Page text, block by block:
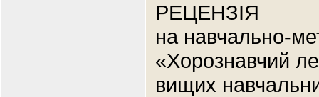
РЕЦЕНЗІЯ
на навчально-
«Хорознавчий
вищих